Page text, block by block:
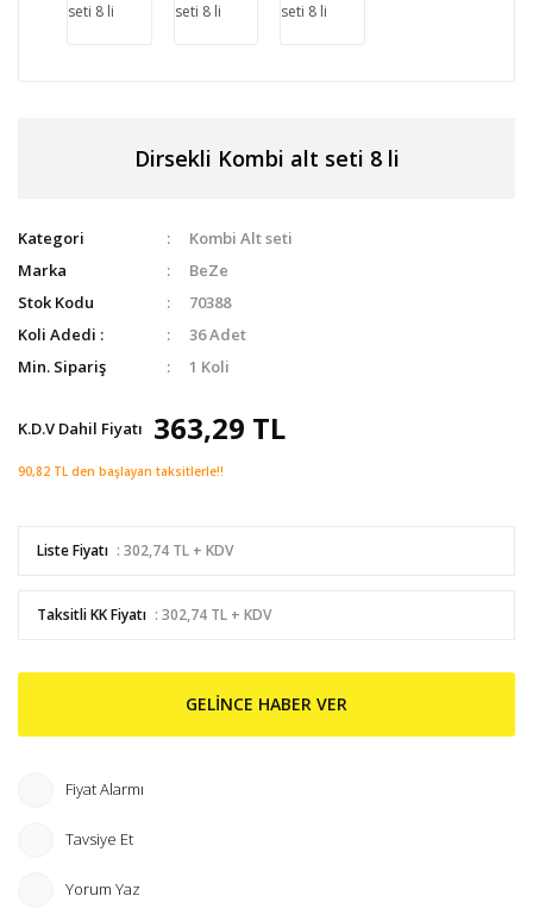
Dirsekli Kombi alt seti 8 li
Kategori
Kombi Alt seti
Marka
BeZe
Stok Kodu
70388
Koli Adedi :
36 Adet
Min. Sipariş
1 Koli
K.D.V Dahil Fiyatı 363,29 TL
90,82 TL den başlayan taksitlerle!!
Liste Fiyatı : 302,74 TL + KDV
Taksitli KK Fiyatı : 302,74 TL + KDV
GELİNCE HABER VER
Fiyat Alarmı
Tavsiye Et
Yorum Yaz